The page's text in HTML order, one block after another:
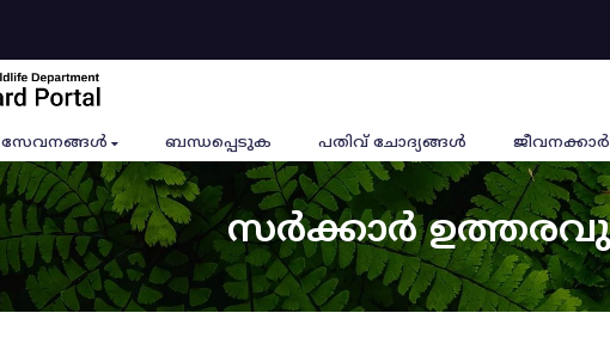
സേവനങ്ങൾ ബന്ധപ്പെടുക പതിവ് ചോദ്യങ്ങൾ
സർക്കാർ